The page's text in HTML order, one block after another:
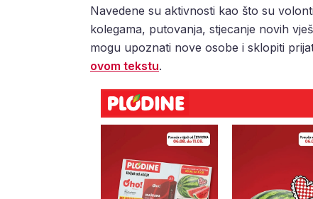
Navedene su aktivnosti kao što su
kolegama, putovanja, stjecanje novih
mogu upoznati nove osobe i sklopiti
ovom tekstu.